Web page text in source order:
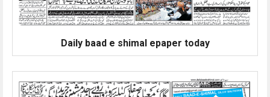
Daily baad e shimal epaper today